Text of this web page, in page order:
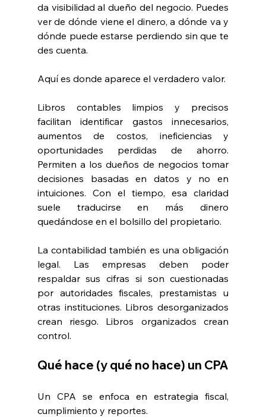
da visibilidad al dueño del negocio. Puedes
ver de dónde viene el dinero, a dónde va y
dónde puede estarse perdiendo sin que te
des cuenta.
Aquí es donde aparece el verdadero valor.
Libros contables limpios y precisos
facilitan identificar gastos innecesarios,
aumentos de costos, ineficiencias y
oportunidades perdidas de ahorro.
Permiten a los dueños de negocios tomar
decisiones basadas en datos y no en
intuiciones. Con el tiempo, esa claridad
suele traducirse en más dinero
quedándose en el bolsillo del propietario.
La contabilidad también es una obligación
legal. Las empresas deben poder
respaldar sus cifras si son cuestionadas
por autoridades fiscales, prestamistas u
otras instituciones. Libros desorganizados
crean riesgo. Libros organizados crean
control.
Qué hace (y qué no hace) un CPA
Un CPA se enfoca en estrategia fiscal,
cumplimiento y reportes.